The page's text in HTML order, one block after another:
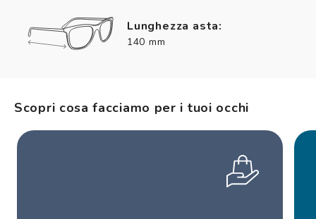
Lunghezza asta:
140 mm
Scopri cosa facciamo per i tuoi occhi